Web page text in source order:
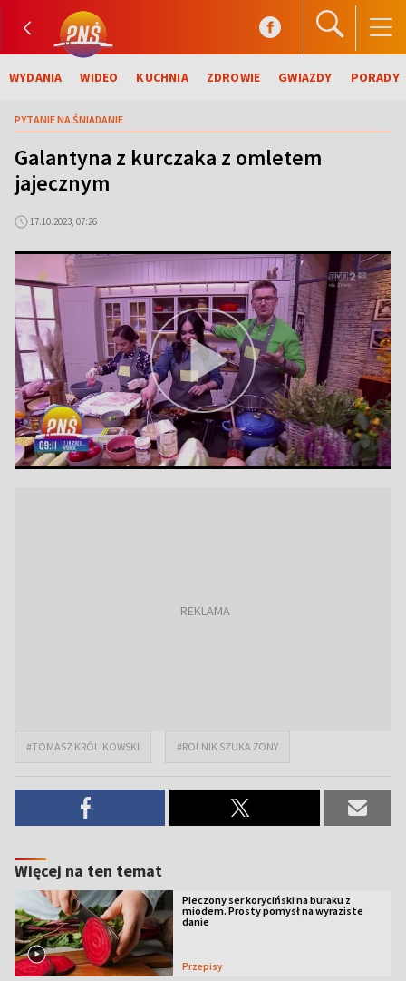
WYDANIA WIDEO KUCHNIA ZDROWIE GWIAZDY PORADY
PYTANIE NA ŚNIADANIE
Galantyna z kurczaka z omletem
jajecznym
17.10.2023, 07:26
#TOMASZ KRÓLIKOWSKI #ROLNIK SZUKA ŻONY
Więcej na ten temat
Pieczony ser koryciński na buraku z
miodem. Prosty pomysł na wyraziste
danie
Przepisy